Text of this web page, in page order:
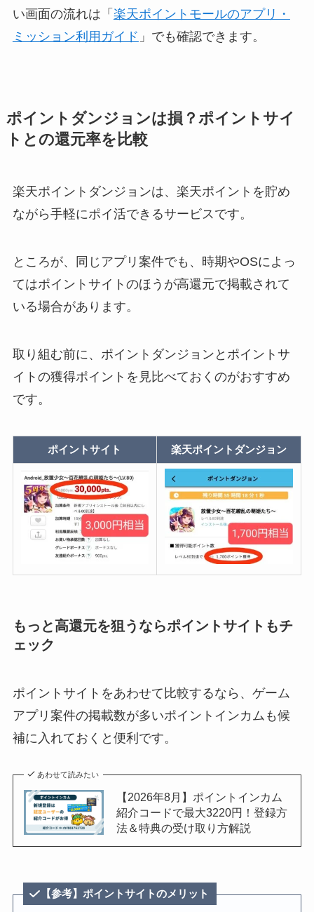
い画面の流れは「 楽天ポイントモールのアプリ・
ミッション利用ガイド 」でも確認できます。
ポイントダンジョンは損？ポイントサイ
トとの還元率を比較
楽天ポイントダンジョンは、楽天ポイントを貯め
ながら手軽にポイ活できるサービスです。
ところが、同じアプリ案件でも、時期やOSによっ
てはポイントサイトのほうが高還元で掲載されて
いる場合があります。
取り組む前に、ポイントダンジョンとポイントサ
イトの獲得ポイントを見比べておくのがおすすめ
です。
ポイントサイト 楽天ポイントダンジョン
もっと高還元を狙うならポイントサイトもチ
ェック
ポイントサイトをあわせて比較するなら、ゲーム
アプリ案件の掲載数が多いポイントインカムも候
補に入れておくと便利です。
あわせて読みたい
【2026年8月】ポイントインカム
紹介コードで最大3220円！登録方
法＆特典の受け取り方解説
【参考】ポイントサイトのメリット